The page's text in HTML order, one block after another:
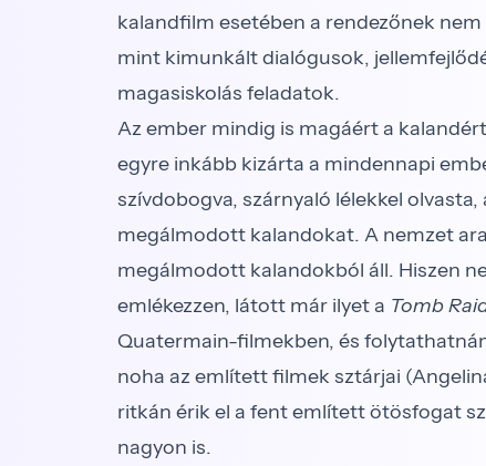
kalandfilm esetében a rendezőnek
mint kimunkált dialógusok,
magasiskolás feladatok.
Az ember mindig is magáért a
egyre inkább kizárta a mindennapi
szívdobogva, szárnyaló lélekkel
megálmodott kalandokat. A nemzet
megálmodott kalandokból áll. Hiszen
emlékez­zen, látott már ilyet a Tomb
Quatermain-filmekben, és
noha az említett filmek sztárjai
ritkán érik el a fent említett ötösfogat
nagyon is.